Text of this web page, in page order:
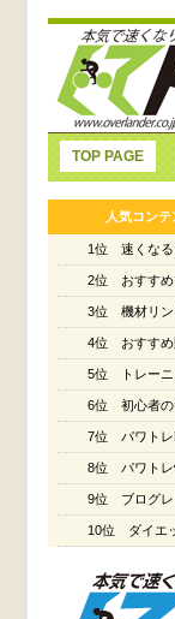
TOP PAGE
人気コン
1位 速くなる
2位 おすすめ
3位 機材リン
4位 おすすめ
5位 トレーニ
6位 初心者の
7位 パワトレ
8位 パワトレ
9位 ブログレ
10位 ダイエ